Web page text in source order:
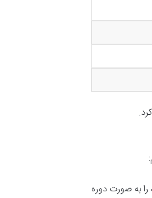
به صورت دوره